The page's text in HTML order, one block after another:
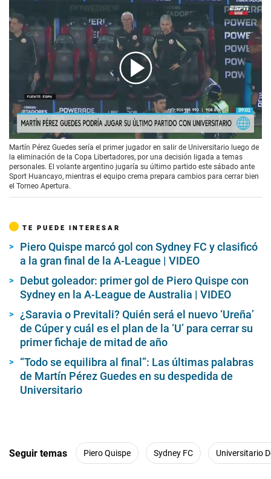
00:00/01:07
Martín Pérez Guedes sería el primer jugador en salir de Universitario luego de
la eliminación de la Copa Libertadores, por una decisión ligada a temas
personales. El volante argentino jugaría su último partido este sábado ante
Sport Huancayo, mientras el equipo crema prepara cambios para cerrar bien
el Torneo Apertura.
TE PUEDE INTERESAR
Piero Quispe marcó gol con Sydney FC y clasificó
a la gran final de la A-League | VIDEO
Debut goleador: primer gol de Piero Quispe con
Sydney en la A-League de Australia | VIDEO
¿Saravia o Previtali? Quién será el nuevo ‘Ureña’
de Cúper y cuál es el plan de la ‘U’ para cerrar su
primer fichaje de mitad de año
“Todo se equilibra al final”: Las últimas palabras
de Martín Pérez Guedes en su despedida de
Universitario
Seguir temas Piero Quispe Sydney FC Universitario